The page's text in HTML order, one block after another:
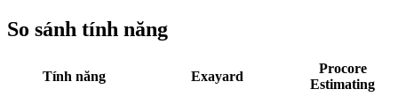
So sánh tính năng
Tính năng Exayard
Procore
Estimating